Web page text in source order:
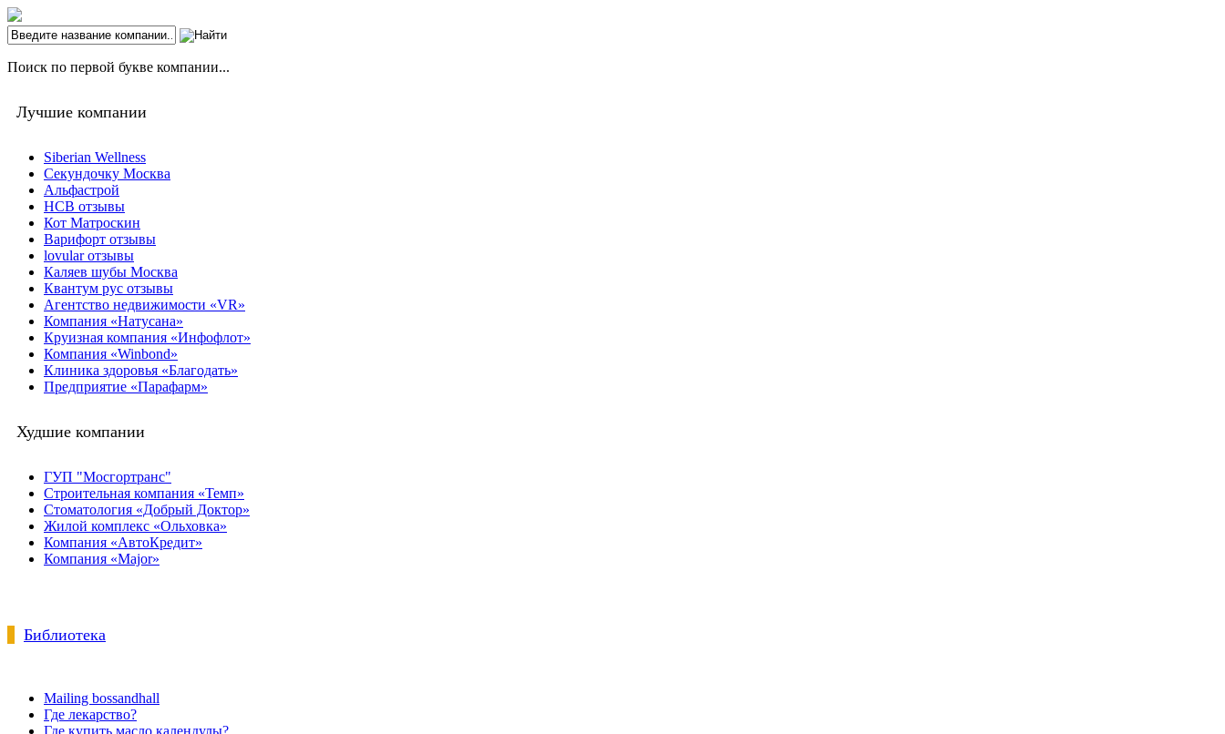
Поиск по первой букве компании...
Лучшие компании
Siberian Wellness
Секундочку Москва
Альфастрой
НСВ отзывы
Кот Матроскин
Варифорт отзывы
lovular отзывы
Каляев шубы Москва
Квантум рус отзывы
Агентство недвижимости «VR»
Компания «Натусана»
Круизная компания «Инфофлот»
Компания «Winbond»
Клиника здоровья «Благодать»
Предприятие «Парафарм»
Худшие компании
ГУП "Мосгортранс"
Строительная компания «Темп»
Стоматология «Добрый Доктор»
Жилой комплекс «Ольховка»
Компания «АвтоКредит»
Компания «Major»
Библиотека
Mailing bossandhall
Где лекарство?
Где купить масло календулы?